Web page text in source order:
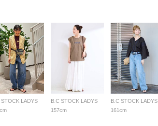
STOCK LADYS
B.C STOCK LADYS
157cm
B.C STOCK LADYS
161cm